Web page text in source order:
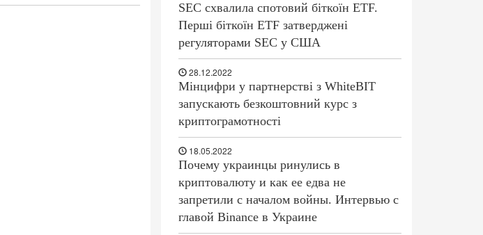
SEC схвалила спотовий біткоїн ETF.
Перші біткоїн ETF затверджені
регуляторами SEC у США
28.12.2022
Мінцифри у партнерстві з WhiteBIT
запускають безкоштовний курс з
криптограмотності
18.05.2022
Почему украинцы ринулись в
криптовалюту и как ее едва не
запретили с началом войны. Интервью с
главой Binance в Украине